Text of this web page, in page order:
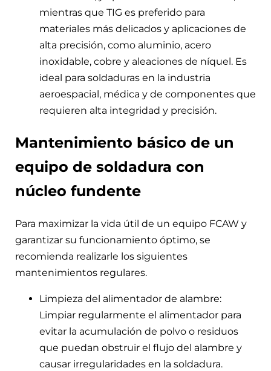
mientras que TIG es preferido para
materiales más delicados y aplicaciones de
alta precisión, como aluminio, acero
inoxidable, cobre y aleaciones de níquel. Es
ideal para soldaduras en la industria
aeroespacial, médica y de componentes que
requieren alta integridad y precisión.
Mantenimiento básico de un
equipo de soldadura con
núcleo fundente
Para maximizar la vida útil de un equipo FCAW y
garantizar su funcionamiento óptimo, se
recomienda realizarle los siguientes
mantenimientos regulares.
Limpieza del alimentador de alambre:
Limpiar regularmente el alimentador para
evitar la acumulación de polvo o residuos
que puedan obstruir el flujo del alambre y
causar irregularidades en la soldadura.